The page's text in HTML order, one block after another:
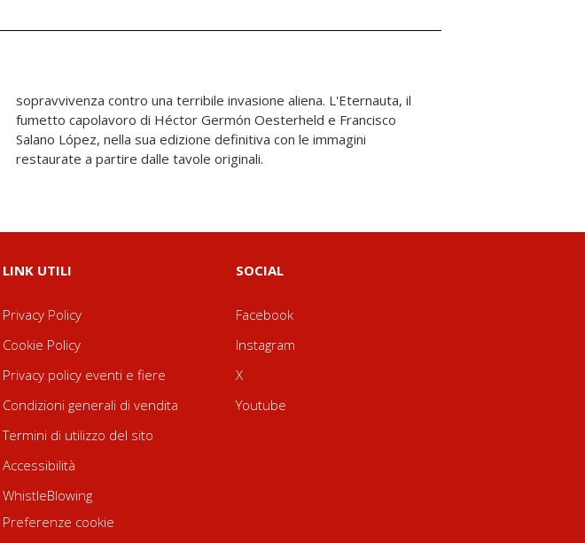
restaurate a partire dalle tavole originali.
LINK UTILI
Privacy Policy
Cookie Policy
Privacy policy eventi e fiere
Condizioni generali di vendita
Termini di utilizzo del sito
Accessibilità
WhistleBlowing
Preferenze cookie
SOCIAL
Facebook
Instagram
X
Youtube